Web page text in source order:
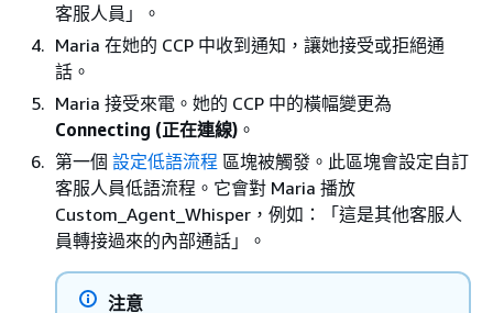
客服人員」。
Maria 在她的 CCP 中收到通知，讓她接受或拒絕通
話。
Maria 接受來電。她的 CCP 中的橫幅變更為
Connecting (正在連線) 。
第一個 設定低語流程 區塊被觸發。此區塊會設定自訂
客服人員低語流程。它會對 Maria 播放
Custom_Agent_Whisper，例如：「這是其他客服人
員轉接過來的內部通話」。
注意